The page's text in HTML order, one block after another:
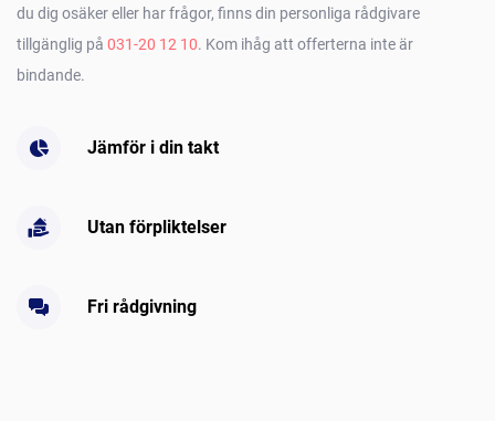
du dig osäker eller har frågor, finns din personliga rådgivare
tillgänglig på 031-20 12 10. Kom ihåg att offerterna inte är
bindande.
Jämför i din takt
Utan förpliktelser
Fri rådgivning